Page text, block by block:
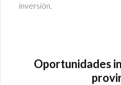
inversión.
Oportunidades